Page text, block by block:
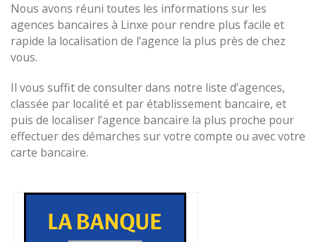
Nous avons réuni toutes les informations sur les
agences bancaires à Linxe pour rendre plus facile et
rapide la localisation de l’agence la plus près de chez
vous.
Il vous suffit de consulter dans notre liste d’agences,
classée par localité et par établissement bancaire, et
puis de localiser l’agence bancaire la plus proche pour
effectuer des démarches sur votre compte ou avec votre
carte bancaire.